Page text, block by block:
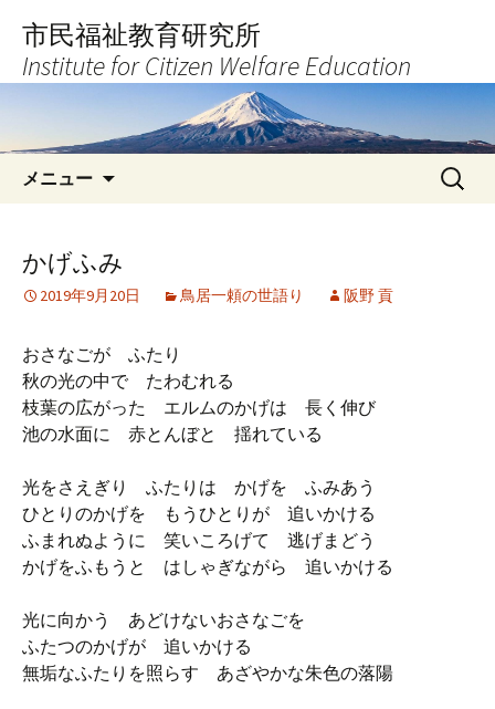
へ
キ
市民福祉教育研究所
Institute for Citizen Welfare Education
メニュー
検
索:
かげふみ
2019年9月20日 鳥居一頼の世語り 阪野 貢
おさなごが ふたり
秋の光の中で たわむれる
枝葉の広がった エルムのかげは 長く伸び
池の水面に 赤とんぼと 揺れている
光をさえぎり ふたりは かげを ふみあう
ひとりのかげを もうひとりが 追いかける
ふまれぬように 笑いころげて 逃げまどう
かげをふもうと はしゃぎながら 追いかける
光に向かう あどけないおさなごを
ふたつのかげが 追いかける
無垢なふたりを照らす あざやかな朱色の落陽